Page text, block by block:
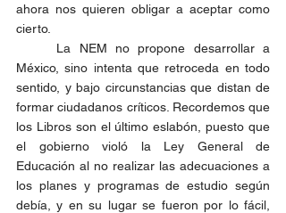
ahora nos quieren obligar a aceptar como
cierto.
México, sino intenta que retroceda en todo
sentido, y bajo circunstancias que distan de
formar ciudadanos críticos. Recordemos que
los Libros son el último eslabón, puesto que
el gobierno violó la Ley General de
Educación al no realizar las adecuaciones a
los planes y programas de estudio según
debía, y en su lugar se fueron por lo fácil,